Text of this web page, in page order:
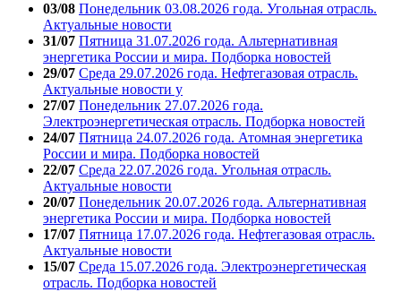
03/08 Понедельник 03.08.2026 года. Угольная отрасль.
Актуальные новости
31/07 Пятница 31.07.2026 года. Альтернативная
энергетика России и мира. Подборка новостей
29/07 Среда 29.07.2026 года. Нефтегазовая отрасль.
Актуальные новости у
27/07 Понедельник 27.07.2026 года.
Электроэнергетическая отрасль. Подборка новостей
24/07 Пятница 24.07.2026 года. Атомная энергетика
России и мира. Подборка новостей
22/07 Среда 22.07.2026 года. Угольная отрасль.
Актуальные новости
20/07 Понедельник 20.07.2026 года. Альтернативная
энергетика России и мира. Подборка новостей
17/07 Пятница 17.07.2026 года. Нефтегазовая отрасль.
Актуальные новости
15/07 Среда 15.07.2026 года. Электроэнергетическая
отрасль. Подборка новостей